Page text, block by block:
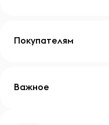
Покупателям
Важное